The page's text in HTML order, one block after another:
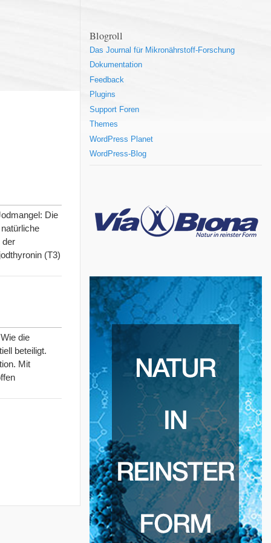
Die
der
(T3)
die
beteiligt.
Mit
Blogroll
Das Journal für Mikronährstoff-Forschung
Dokumentation
Feedback
Plugins
Support Foren
Themes
WordPress Planet
WordPress-Blog